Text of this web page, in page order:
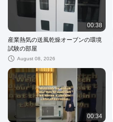
00:38
産業熱気の送風乾燥オーブンの環境
試験の部屋
August 08, 2026
00:34